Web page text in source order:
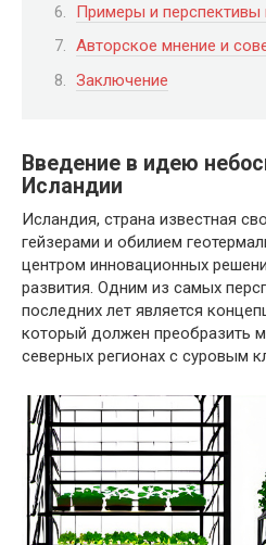
Примеры и
Авторское мнение и
Заключение
Введение в идею
Исландии
Исландия, страна известная
гейзерами и обилием
центром инновационных
развития. Одним из самых
последних лет является
который должен преобразить
северных регионах с суровым